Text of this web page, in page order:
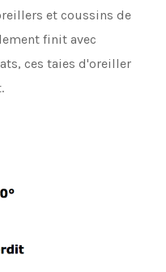
et coussins de
finit avec
ces taies d'oreiller